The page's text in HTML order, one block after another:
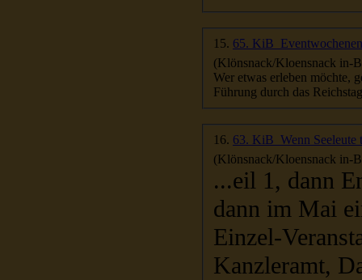
15. 65. KiB 
(Klönsnack/Kloensnack in-
Wer etwas erleben möchte, geht zum Klönsnack in
Führung durch das
16. 63. KiB  Wenn
(Klönsnack/Kloensnack in-
...eil 1, dann Ende April - 64. Klönsnack bei Sonnenschein,
dann im Mai
Einzel-Veranstaltungen,
Kanzleramt,